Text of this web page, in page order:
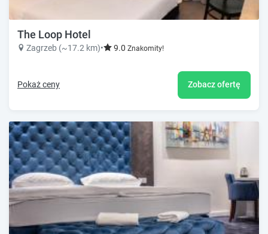
The Loop Hotel
Zagrzeb (~17.2 km)• 9.0 Znakomity!
Pokaż ceny Zobacz ofertę